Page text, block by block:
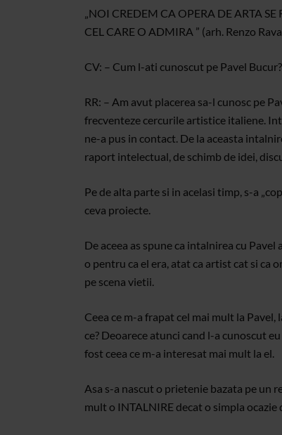
„NOI CREDEM CA OPERA DE ARTA
CEL CARE O ADMIRA ” (arh. Renzo
CV: – Cum l-ati cunoscut pe Pavel Bucur?
RR: – Am avut placerea sa-l cunosc pe
frecventeze cercurile artistice italiene.
ne-a pus in contact. De la aceasta
raport intelectual, de schimb de idei,
Pe de alta parte si in acelasi timp, s-a
ceva proiecte.
De aceea as spune ca intalnirea cu
o pentru ca el era, atat ca artist cat si ca
pe scena vietii.
Ceea ce m-a frapat cel mai mult la
ce? Deoarece atunci cand l-a cunoscut
fost ceea ce m-a interesat mai mult la el.
Asa s-a nascut o prietenie bazata pe un
mult o INTALNIRE decat o simpla ocazie